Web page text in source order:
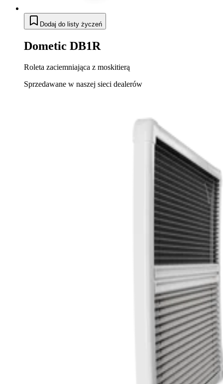
Dodaj do listy życzeń
Dometic DB1R
Roleta zaciemniająca z moskitierą
Sprzedawane w naszej sieci dealerów